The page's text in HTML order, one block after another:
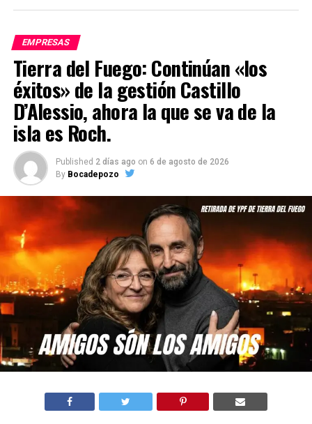
EMPRESAS
Tierra del Fuego: Continúan «los
éxitos» de la gestión Castillo
D’Alessio, ahora la que se va de la
isla es Roch.
Published 2 días ago on 6 de agosto de 2026
By Bocadepozo